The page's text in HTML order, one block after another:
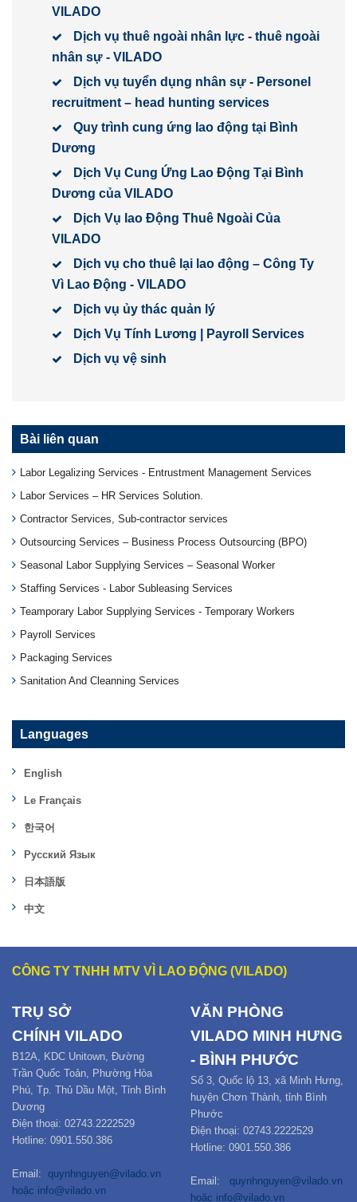
VILADO
Dịch vụ thuê ngoài nhân lực - thuê ngoài
nhân sự - VILADO
Dịch vụ tuyển dụng nhân sự - Personel
recruitment – head hunting services
Quy trình cung ứng lao động tại Bình
Dương
Dịch Vụ Cung Ứng Lao Động Tại Bình
Dương của VILADO
Dịch Vụ lao Động Thuê Ngoài Của
VILADO
Dịch vụ cho thuê lại lao động – Công Ty
Vì Lao Động - VILADO
Dịch vụ ủy thác quản lý
Dịch Vụ Tính Lương | Payroll Services
Dịch vụ vệ sinh
Bài liên quan
Labor Legalizing Services - Entrustment Management Services
Labor Services – HR Services Solution.
Contractor Services, Sub-contractor services
Outsourcing Services – Business Process Outsourcing (BPO)
Seasonal Labor Supplying Services – Seasonal Worker
Staffing Services - Labor Subleasing Services
Teamporary Labor Supplying Services - Temporary Workers
Payroll Services
Packaging Services
Sanitation And Cleanning Services
Languages
English
Le Français
한국어
Русский Язык
日本語版
中文
CÔNG TY TNHH MTV VÌ LAO ĐỘNG (VILADO)
TRỤ SỞ
CHÍNH VILADO
B12A, KDC Unitown, Đường
Trần Quốc Toản, Phường Hòa
Phú, Tp. Thủ Dầu Một, Tỉnh Bình
Dương
Điện thoại: 02743.2222529
Hotline: 0901.550.386
Email: quynhnguyen@vilado.vn
hoặc info@vilado.vn
VĂN PHÒNG
VILADO MINH HƯNG
- BÌNH PHƯỚC
Số 3, Quốc lộ 13, xã Minh Hưng,
huyện Chơn Thành, tỉnh Bình
Phước
Điện thoại: 02743.2222529
Hotline: 0901.550.386
Email:
quynhnguyen@vilado.vn
hoặc info@vilado.vn